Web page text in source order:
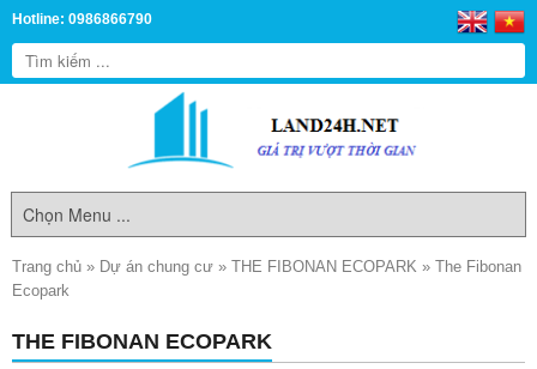
Hotline: 0986866790
Trang chủ » Dự án chung cư » THE FIBONAN ECOPARK » The Fibonan
Ecopark
THE FIBONAN ECOPARK